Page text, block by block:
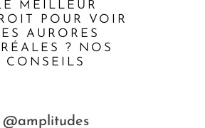
MEILLEUR
POUR VOIR
AURORES
? NOS
CONSEILS
@amplitudes